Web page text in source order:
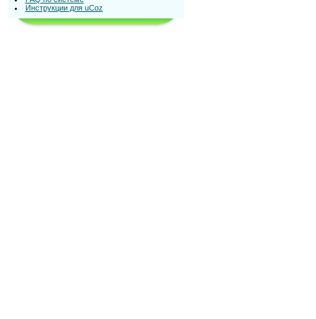
Инструкции для uCoz